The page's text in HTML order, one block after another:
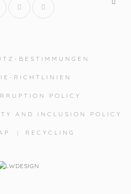
BESTIMMUNGEN
RICHTLINIEN
POLICY
AND INCLUSION POLICY
RECYCLING